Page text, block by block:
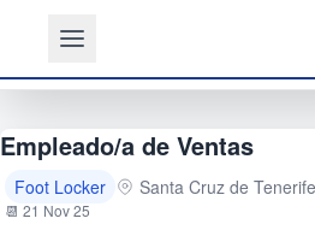
Empleado/a de Ventas
Foot Locker Santa Cruz de
📆 21 Nov 25